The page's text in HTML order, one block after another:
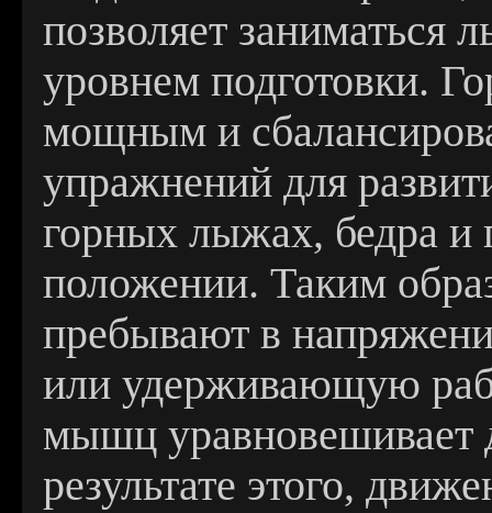
позволяет
уровнем подготовки.
мощным и
упражнений для
горных лыжах, бедра и
положении. Таким
пребывают в
или удерживающую
мышц уравновешивает
результате этого,